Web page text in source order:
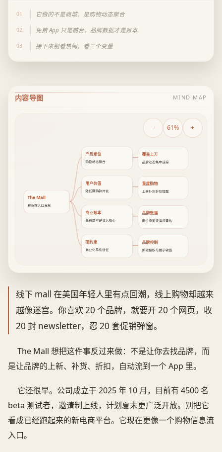
01 它做的不是商城，是购物动态聚合
02 免费 App 只是前台，品牌数据才是账本
03 接下来别看热闹，看三个变量
内容导图 MIND MAP
- 61% +
The Mall
胜负在入口克制
产品定位
购物动态聚合
覆盖上万
品牌动态集中追踪
用户价值
降低网购碎片化
重度购物
上新补货折扣提醒
商业账本
免费端不是收入核心
品牌数据
聚合意图变消费雷达
硬约束
商业化易伤信任
品牌控制
抓取授权与展示敏感
线下 mall 在美国年轻人里有点回潮，线上购物却越来
越像迷宫。你喜欢 20 个品牌，就要开 20 个网页，收
20 封 newsletter，忍 20 套促销弹窗。
The Mall 想把这件事反过来做：不是让你去找品牌，而
是让品牌的上新、补货、折扣，自动流到一个 App 里。
它还很早。公司成立于 2025 年 10 月，目前有 4500 名
beta 测试者，邀请制上线，计划夏末更广泛开放。别把它
看成已经跑起来的新电商平台。它现在更像一个购物信息流
入口。